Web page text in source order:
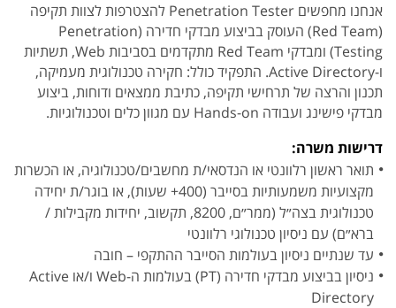
אנחנו מחפשים Penetration Tester להצטרפות לצוות תקיפה
(Red Team) העוסק בביצוע מבדקי חדירה (Penetration
Testing) ומבדקי Red Team מתקדמים בסביבות Web, תשתיות
ו-Active Directory. התפקיד כולל: חקירה טכנולוגית מעמיקה,
תכנון והרצה של תרחישי תקיפה, כתיבת ממצאים ודוחות, ביצוע
מבדקי פישינג ועבודה Hands-on עם מגוון כלים וטכנולוגיות.
דרישות משרה:
תואר ראשון רלוונטי או הנדסאי/ת מחשבים/טכנולוגיה, או הכשרות
מקצועיות משמעותיות בסייבר (400+ שעות), או בוגר/ת יחידה
טכנולוגית בצה״ל (ממר״ם, 8200, תקשוב, יחידות מקבילות /
ברא״ם) עם ניסיון טכנולוגי רלוונטי
עד שנתיים ניסיון בעולמות הסייבר ההתקפי – חובה
ניסיון בביצוע מבדקי חדירה (PT) בעולמות ה-Web ו/או Active
Directory